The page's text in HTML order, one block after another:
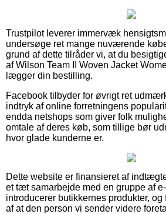
Trustpilot leverer immervæk
undersøge ret mange nuværende
grund af dette tilråder vi, at du
af Wilson Team II Woven Jacket
lægger din bestilling.
Facebook tilbyder for øvrigt ret
indtryk af online forretningens
endda netshops som giver folk
omtale af deres køb, som tillige bør
hvor glade kunderne er.
Dette website er finansieret af
et tæt samarbejde med en gruppe af
introducerer butikkernes produkter,
af at den person vi sender videre